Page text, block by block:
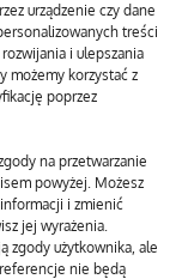
urządzenie czy dane
treści
i ulepszania
możemy korzystać z
poprzez
na przetwarzanie
powyżej. Możesz
i zmienić
jej wyrażenia.
zgody użytkownika, ale
nie będą